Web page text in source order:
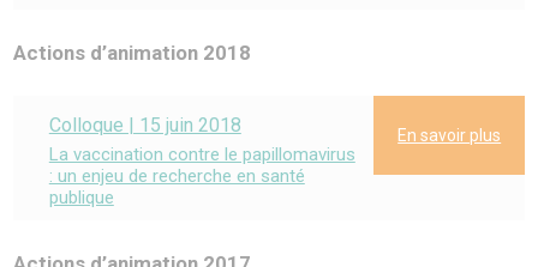
Actions d’animation 2018
Colloque | 15 juin 2018
La vaccination contre le papillomavirus
: un enjeu de recherche en santé
publique
En savoir plus